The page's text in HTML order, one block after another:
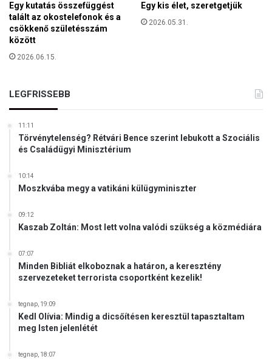
A
s
o
Egy kutatás összefüggést
talált az okostelefonok és a
csökkenő születésszám
között
2026.06.15.
Egy kis élet, szeretgetjük
2026.05.31.
LEGFRISSEBB
11:11
Törvénytelenség? Rétvári Bence szerint lebukott a Szociális
és Családügyi Minisztérium
10:14
Moszkvába megy a vatikáni külügyminiszter
09:12
Kaszab Zoltán: Most lett volna valódi szükség a közmédiára
07:07
Minden Bibliát elkoboznak a határon, a keresztény
szervezeteket terrorista csoportként kezelik!
tegnap, 19:09
Kedl Olívia: Mindig a dicsőítésen keresztül tapasztaltam
meg Isten jelenlétét
tegnap, 18:07